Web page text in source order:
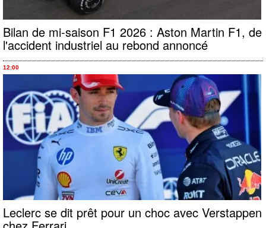
Bilan de mi-saison F1 2026 : Aston Martin F1, de
l'accident industriel au rebond annoncé
12:00
Leclerc se dit prêt pour un choc avec Verstappen